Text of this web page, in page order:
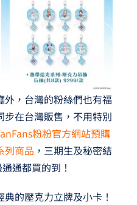
，台灣的粉絲們也有福
在台灣販售，不用特別
粉粉官方網站預購
列商品 ，三期生及秘密結
通都買的到！
的壓克力立牌及小卡！